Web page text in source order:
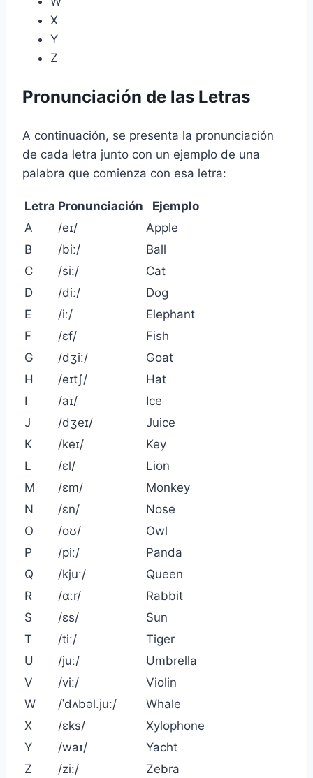
X
Y
Z
Pronunciación de las Letras
A continuación, se presenta la pronunciación
de cada letra junto con un ejemplo de una
palabra que comienza con esa letra:
Letra Pronunciación
Ejemplo
A
/eɪ/
Apple
B
/biː/
Ball
C
/siː/
Cat
D
/diː/
Dog
E
/iː/
Elephant
F
/ɛf/
Fish
G
/dʒiː/
Goat
H
/eɪtʃ/
Hat
I
/aɪ/
Ice
J
/dʒeɪ/
Juice
K
/keɪ/
Key
L
/ɛl/
Lion
M
/ɛm/
Monkey
N
/ɛn/
Nose
O
/oʊ/
Owl
P
/piː/
Panda
Q
/kjuː/
Queen
R
/ɑːr/
Rabbit
S
/ɛs/
Sun
T
/tiː/
Tiger
U
/juː/
Umbrella
V
/viː/
Violin
W
/ˈdʌbəl.juː/
Whale
X
/ɛks/
Xylophone
Y
/waɪ/
Yacht
Z
/ziː/ Zebra